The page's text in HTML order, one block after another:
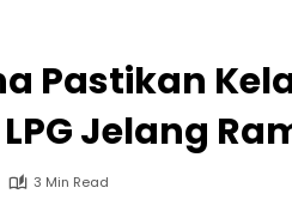
Pastikan
LPG Jelang
3 Min Read